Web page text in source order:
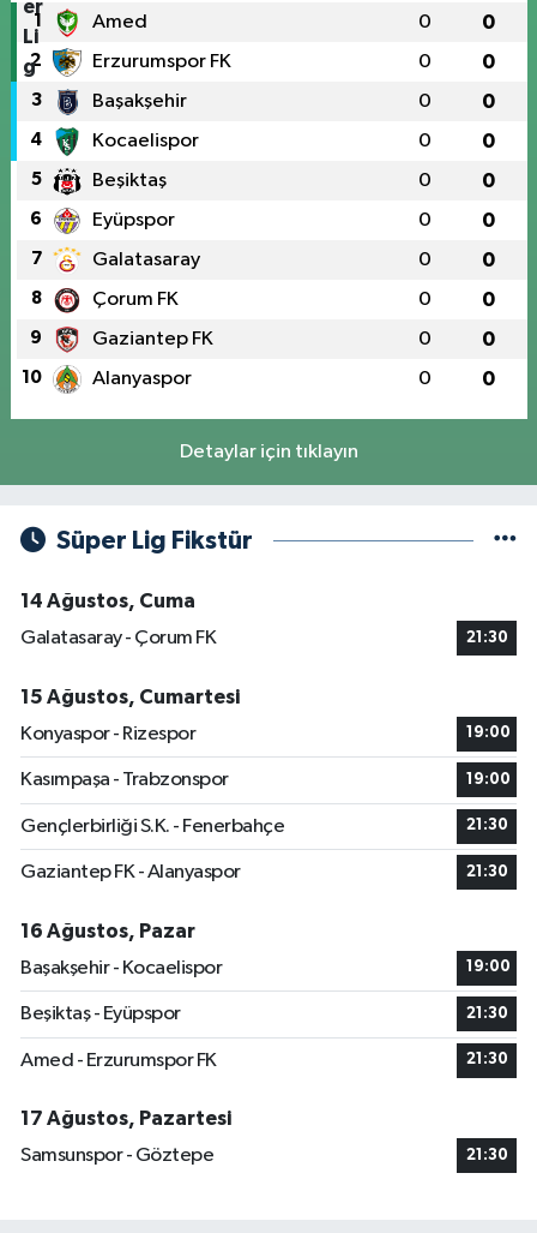
1 Amed 0 0
2 Erzurumspor FK 0 0
3 Başakşehir 0 0
4 Kocaelispor 0 0
5 Beşiktaş 0 0
6 Eyüpspor 0 0
7 Galatasaray 0 0
8 Çorum FK 0 0
9 Gaziantep FK 0 0
10 Alanyaspor 0 0
Detaylar için tıklayın
Süper Lig Fikstür
14 Ağustos, Cuma
Galatasaray - Çorum FK
21:30
15 Ağustos, Cumartesi
Konyaspor - Rizespor
19:00
Kasımpaşa - Trabzonspor 19:00
Gençlerbirliği S.K. - Fenerbahçe 21:30
Gaziantep FK - Alanyaspor 21:30
16 Ağustos, Pazar
Başakşehir - Kocaelispor
19:00
Beşiktaş - Eyüpspor 21:30
Amed - Erzurumspor FK 21:30
17 Ağustos, Pazartesi
Samsunspor - Göztepe
21:30